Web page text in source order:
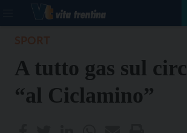
A tutto gas sul
“al Ciclamino”